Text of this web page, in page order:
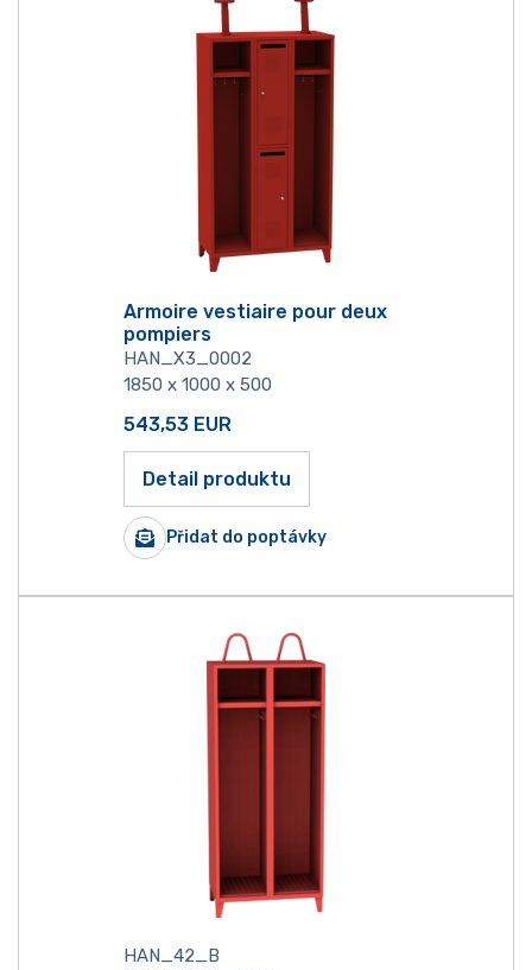
Armoire vestiaire pour deux
pompiers
HAN_X3_0002
1850 x 1000 x 500
543,53 EUR
Detail produktu
Přidat do poptávky
HAN_42_B